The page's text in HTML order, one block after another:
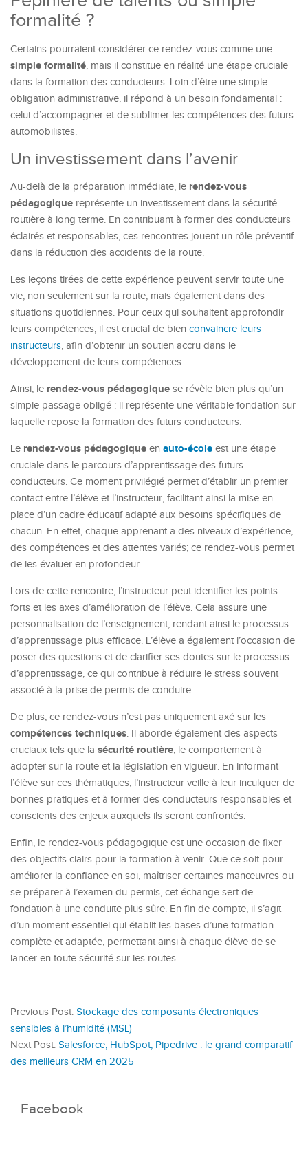
formalité ?
Certains pourraient considérer ce rendez-vous comme une
simple formalité, mais il constitue en réalité une étape cruciale
dans la formation des conducteurs. Loin d’être une simple
obligation administrative, il répond à un besoin fondamental :
celui d’accompagner et de sublimer les compétences des futurs
automobilistes.
Un investissement dans l’avenir
Au-delà de la préparation immédiate, le rendez-vous
pédagogique représente un investissement dans la sécurité
routière à long terme. En contribuant à former des conducteurs
éclairés et responsables, ces rencontres jouent un rôle préventif
dans la réduction des accidents de la route.
Les leçons tirées de cette expérience peuvent servir toute une
vie, non seulement sur la route, mais également dans des
situations quotidiennes. Pour ceux qui souhaitent approfondir
leurs compétences, il est crucial de bien convaincre leurs
instructeurs, afin d’obtenir un soutien accru dans le
développement de leurs compétences.
Ainsi, le rendez-vous pédagogique se révèle bien plus qu’un
simple passage obligé : il représente une véritable fondation sur
laquelle repose la formation des futurs conducteurs.
Le rendez-vous pédagogique en auto-école est une étape
cruciale dans le parcours d’apprentissage des futurs
conducteurs. Ce moment privilégié permet d’établir un premier
contact entre l’élève et l’instructeur, facilitant ainsi la mise en
place d’un cadre éducatif adapté aux besoins spécifiques de
chacun. En effet, chaque apprenant a des niveaux d’expérience,
des compétences et des attentes variés; ce rendez-vous permet
de les évaluer en profondeur.
Lors de cette rencontre, l’instructeur peut identifier les points
forts et les axes d’amélioration de l’élève. Cela assure une
personnalisation de l’enseignement, rendant ainsi le processus
d’apprentissage plus efficace. L’élève a également l’occasion de
poser des questions et de clarifier ses doutes sur le processus
d’apprentissage, ce qui contribue à réduire le stress souvent
associé à la prise de permis de conduire.
De plus, ce rendez-vous n’est pas uniquement axé sur les
compétences techniques. Il aborde également des aspects
cruciaux tels que la sécurité routière, le comportement à
adopter sur la route et la législation en vigueur. En informant
l’élève sur ces thématiques, l’instructeur veille à leur inculquer de
bonnes pratiques et à former des conducteurs responsables et
conscients des enjeux auxquels ils seront confrontés.
Enfin, le rendez-vous pédagogique est une occasion de fixer
des objectifs clairs pour la formation à venir. Que ce soit pour
améliorer la confiance en soi, maîtriser certaines manœuvres ou
se préparer à l’examen du permis, cet échange sert de
fondation à une conduite plus sûre. En fin de compte, il s’agit
d’un moment essentiel qui établit les bases d’une formation
complète et adaptée, permettant ainsi à chaque élève de se
lancer en toute sécurité sur les routes.
Previous Post: Stockage des composants électroniques
sensibles à l’humidité (MSL)
Next Post: Salesforce, HubSpot, Pipedrive : le grand comparatif
des meilleurs CRM en 2025
Facebook